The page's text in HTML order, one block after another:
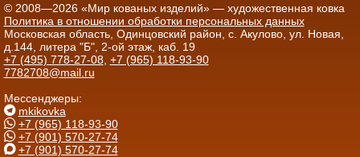
© 2008—2026 «Мир кованых изделий» — художественная ковка
Политика в отношении обработки персональных данных
Московская область, Одинцовский район, с. Акулово, ул. Новая,
д.144, литера "Б", 2-ой этаж, каб. 19
+7 (495) 778-27-08, +7 (965) 118-93-90
7782708@mail.ru
Мессенджеры:
mkikovka
+7 (965) 118-93-90
+7 (901) 570-27-74
+7 (901) 570-27-74